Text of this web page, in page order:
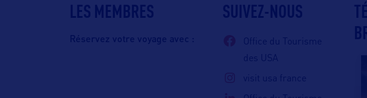
LES MEMBRES
Réservez votre voyage avec :
SUIVEZ-NOUS
Office du Tourisme
des USA
visit usa france